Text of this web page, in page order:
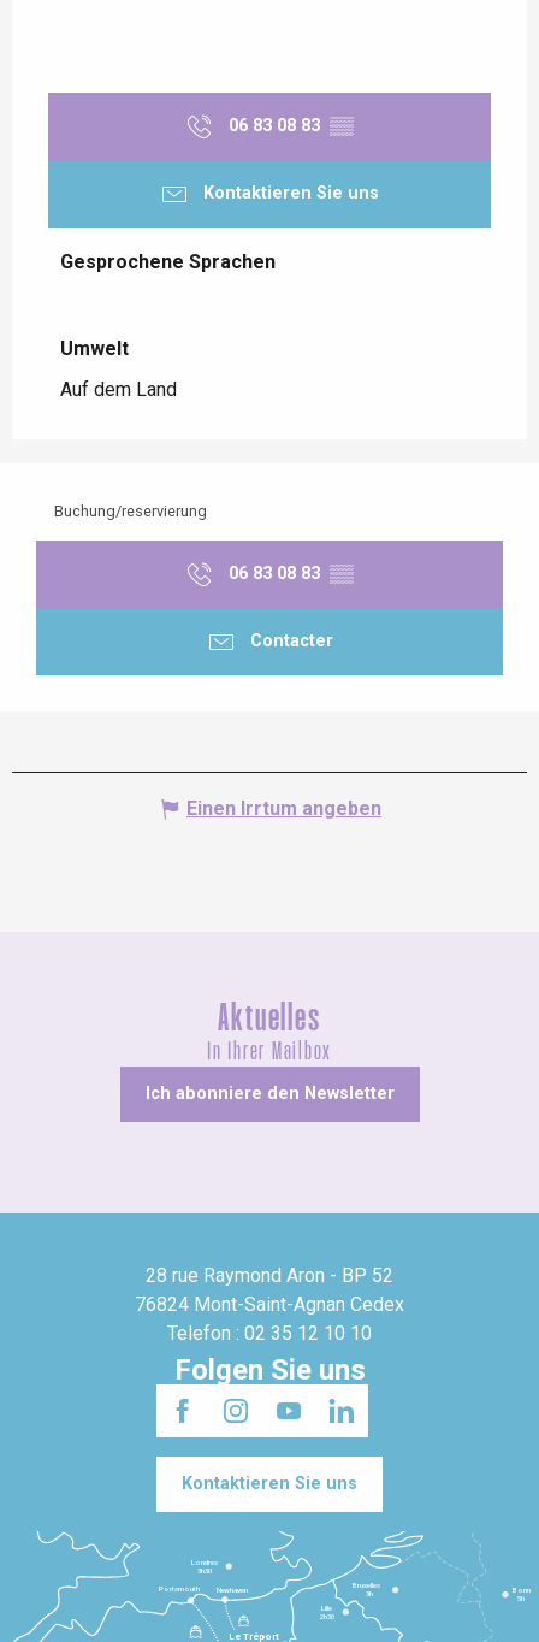
06 83 08 83 ▒▒
Kontaktieren Sie uns
Gesprochene Sprachen
Gesprochene Sprachen
Umwelt
Umwelt
Auf dem Land
Buchung/reservierung
06 83 08 83 ▒▒
Contacter
Einen Irrtum angeben
Aktuelles
In Ihrer Mailbox
Ich abonniere den Newsletter
28 rue Raymond Aron - BP 52
76824 Mont-Saint-Agnan Cedex
Telefon : 02 35 12 10 10
Folgen Sie uns
Kontaktieren Sie uns
Le Tréport
Lille
2h30
Bruxelles
3h
Londres
3h30
Newhaven
Portsmouth
Bonn
5h